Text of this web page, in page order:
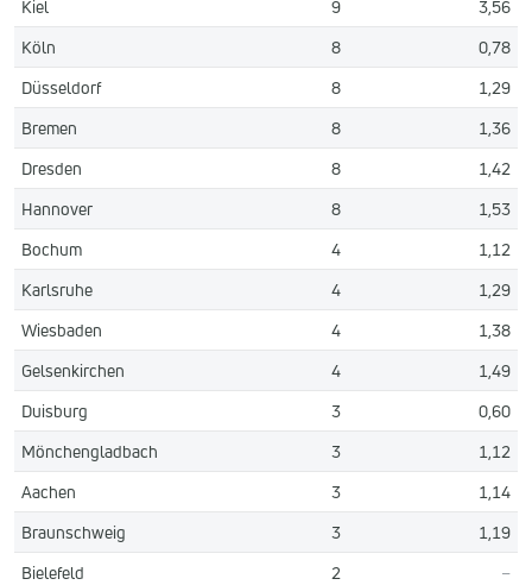
Kiel
9
3,56
Köln
8
0,78
Düsseldorf
8
1,29
Bremen
8
1,36
Dresden
8
1,42
Hannover
8
1,53
Bochum
4
1,12
Karlsruhe
4
1,29
Wiesbaden
4
1,38
Gelsenkirchen
4
1,49
Duisburg
3
0,60
Mönchengladbach
3
1,12
Aachen
3
1,14
Braunschweig
3
1,19
Bielefeld
2
–